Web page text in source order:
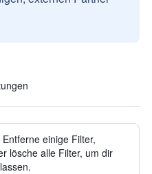
einige Filter,
lösche alle Filter, um dir